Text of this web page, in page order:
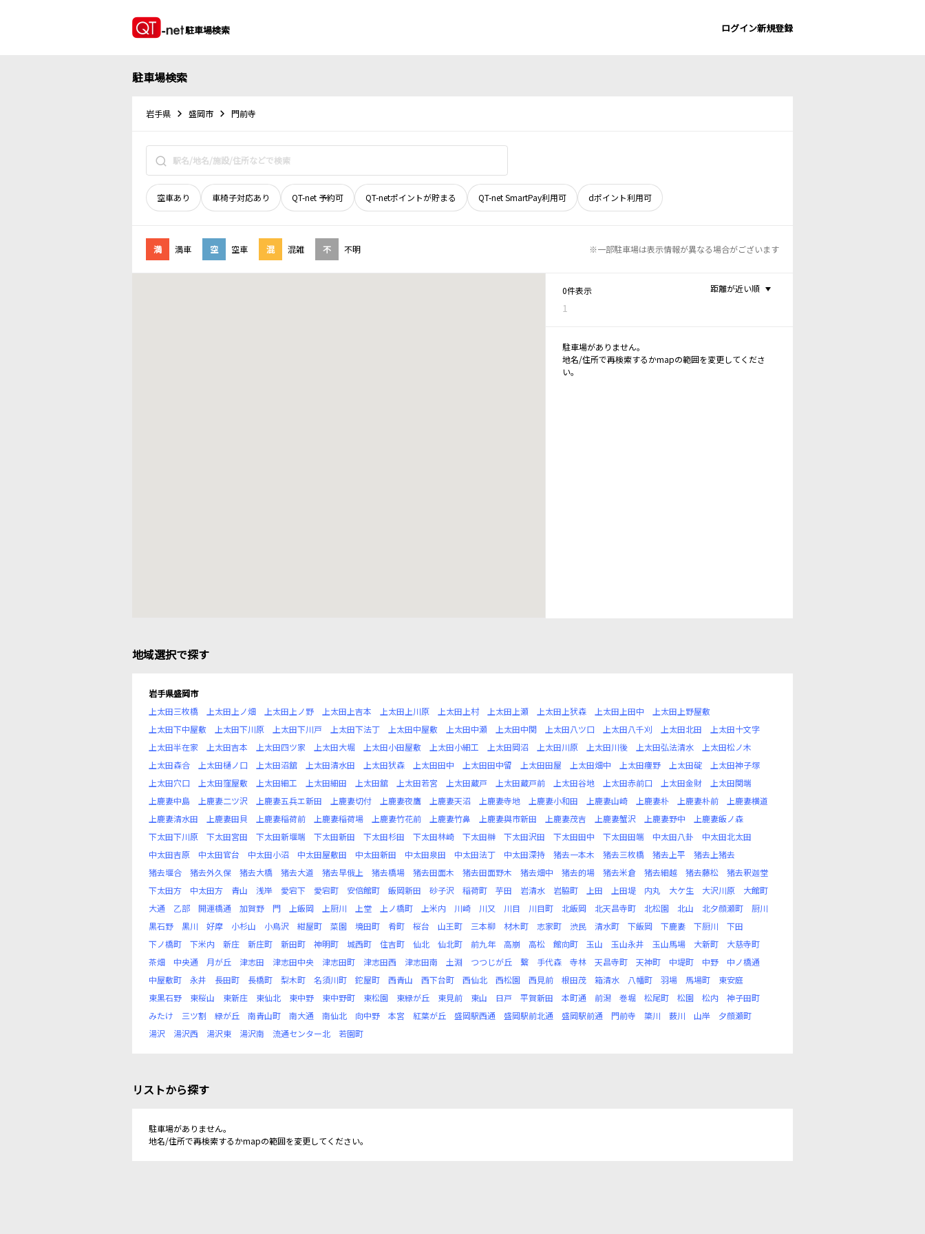
駐車場検索 ログイン新規登録
駐車場検索
岩手県 盛岡市 門前寺
空車あり 車椅子対応あり QT-net 予約可 QT-netポイントが貯まる QT-net SmartPay利用可 dポイント利用可
満 満車 空 空車 混 混雑 不 不明 ※一部駐車場は表示情報が異なる場合がございます
0件表示
1
距離が近い順
駐車場がありません。
地名/住所で再検索するかmapの範囲を変更してくださ
い。
地域選択で探す
岩手県盛岡市
上太田三枚橋
上太田上ノ畑 上太田上ノ野 上太田上吉本 上太田上川原 上太田上村 上太田上瀬 上太田上犾森 上太田上田中
上太田上野屋敷
上太田下中屋敷
上太田下川原 上太田下川戸 上太田下法丁 上太田中屋敷 上太田中瀬 上太田中関 上太田八ツ口 上太田八千刈 上太田北田
上太田十文字
上太田半在家
上太田吉本 上太田四ツ家 上太田大堀 上太田小田屋敷 上太田小細工 上太田岡沼 上太田川原 上太田川後 上太田弘法清水
上太田松ノ木
上太田森合
上太田樋ノ口 上太田沼舘 上太田清水田 上太田犾森 上太田田中 上太田田中留 上太田田屋 上太田畑中 上太田痩野 上太田碇
上太田神子塚
上太田穴口
上太田窪屋敷 上太田細工 上太田細田 上太田舘 上太田若宮 上太田蔵戸 上太田蔵戸前 上太田谷地 上太田赤前口 上太田金財
上太田関端
上鹿妻中島
上鹿妻二ツ沢 上鹿妻五兵エ新田 上鹿妻切付 上鹿妻夜鷹 上鹿妻天沼 上鹿妻寺地 上鹿妻小和田 上鹿妻山崎 上鹿妻朴 上鹿妻朴前
上鹿妻横道
上鹿妻清水田
上鹿妻田貝 上鹿妻稲荷前 上鹿妻稲荷場 上鹿妻竹花前 上鹿妻竹鼻 上鹿妻與市新田 上鹿妻茂吉 上鹿妻蟹沢 上鹿妻野中
上鹿妻飯ノ森
下太田下川原
下太田宮田 下太田新堰端 下太田新田 下太田杉田 下太田林崎 下太田榊 下太田沢田 下太田田中 下太田田端 中太田八卦
中太田北太田
中太田吉原
中太田官台 中太田小沼 中太田屋敷田 中太田新田 中太田泉田 中太田法丁 中太田深持 猪去一本木 猪去三枚橋 猪去上平
猪去上猪去
猪去堰合
猪去外久保 猪去大橋 猪去大道 猪去早俄上 猪去橋場 猪去田面木 猪去田面野木 猪去畑中 猪去的場 猪去米倉 猪去細越 猪去藤松
猪去釈迦堂
下太田方
中太田方 青山 浅岸 愛宕下 愛宕町 安倍館町 飯岡新田 砂子沢 稲荷町 芋田 岩清水 岩脇町 上田 上田堤 内丸 大ケ生 大沢川原
大館町
大通
乙部 開運橋通 加賀野 門 上飯岡 上厨川 上堂 上ノ橋町 上米内 川崎 川又 川目 川目町 北飯岡 北天昌寺町 北松園 北山 北夕顔瀬町
厨川
黒石野
黒川 好摩 小杉山 小鳥沢 紺屋町 菜園 境田町 肴町 桜台 山王町 三本柳 材木町 志家町 渋民 清水町 下飯岡 下鹿妻 下厨川
下田
下ノ橋町
下米内 新庄 新庄町 新田町 神明町 城西町 住吉町 仙北 仙北町 前九年 高崩 高松 館向町 玉山 玉山永井 玉山馬場 大新町
大慈寺町
茶畑
中央通 月が丘 津志田 津志田中央 津志田町 津志田西 津志田南 土淵 つつじが丘 繋 手代森 寺林 天昌寺町 天神町 中堤町 中野
中ノ橋通
中屋敷町
永井 長田町 長橋町 梨木町 名須川町 鉈屋町 西青山 西下台町 西仙北 西松園 西見前 根田茂 箱清水 八幡町 羽場 馬場町
東安庭
東黒石野
東桜山 東新庄 東仙北 東中野 東中野町 東松園 東緑が丘 東見前 東山 日戸 平賀新田 本町通 前潟 巻堀 松尾町 松園 松内
神子田町
みたけ
三ツ割 緑が丘 南青山町 南大通 南仙北 向中野 本宮 紅葉が丘 盛岡駅西通 盛岡駅前北通 盛岡駅前通 門前寺 簗川 薮川 山岸
夕顔瀬町
湯沢
湯沢西 湯沢東 湯沢南 流通センター北 若園町
リストから探す
駐車場がありません。
地名/住所で再検索するかmapの範囲を変更してください。